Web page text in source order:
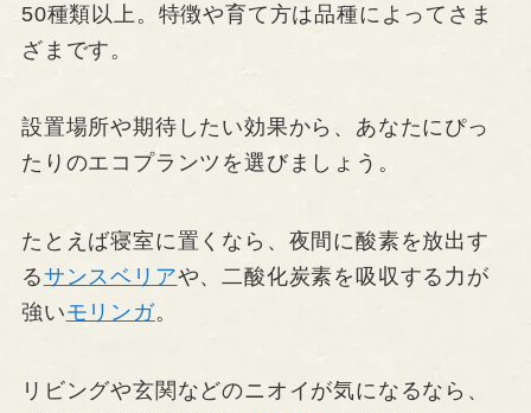
50種類以上。特徴や育て方は品種によってさま
ざまです。
設置場所や期待したい効果から、あなたにぴっ
たりのエコプランツを選びましょう。
たとえば寝室に置くなら、夜間に酸素を放出す
るサンスベリアや、二酸化炭素を吸収する力が
強いモリンガ。
リビングや玄関などのニオイが気になるなら、